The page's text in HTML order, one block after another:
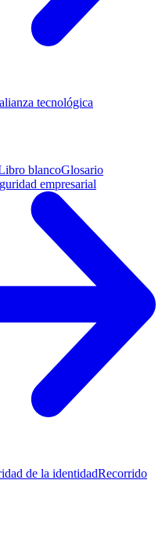
tecnológica
blancoGlosario
empresarial
de la identidadRecorrido